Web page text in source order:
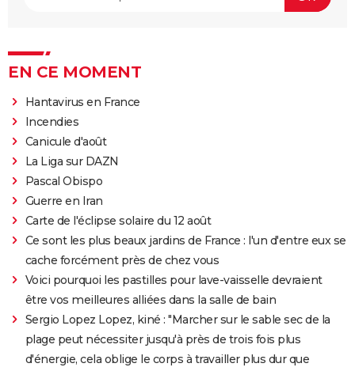
EN CE MOMENT
Hantavirus en France
Incendies
Canicule d'août
La Liga sur DAZN
Pascal Obispo
Guerre en Iran
Carte de l'éclipse solaire du 12 août
Ce sont les plus beaux jardins de France : l'un d'entre eux se
cache forcément près de chez vous
Voici pourquoi les pastilles pour lave-vaisselle devraient
être vos meilleures alliées dans la salle de bain
Sergio Lopez Lopez, kiné : "Marcher sur le sable sec de la
plage peut nécessiter jusqu'à près de trois fois plus
d'énergie, cela oblige le corps à travailler plus dur que